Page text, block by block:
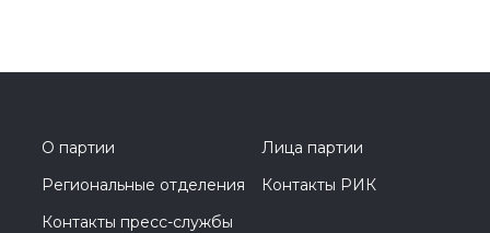
О партии
Лица партии
Региональные отделения
Контакты РИК
Контакты пресс-службы